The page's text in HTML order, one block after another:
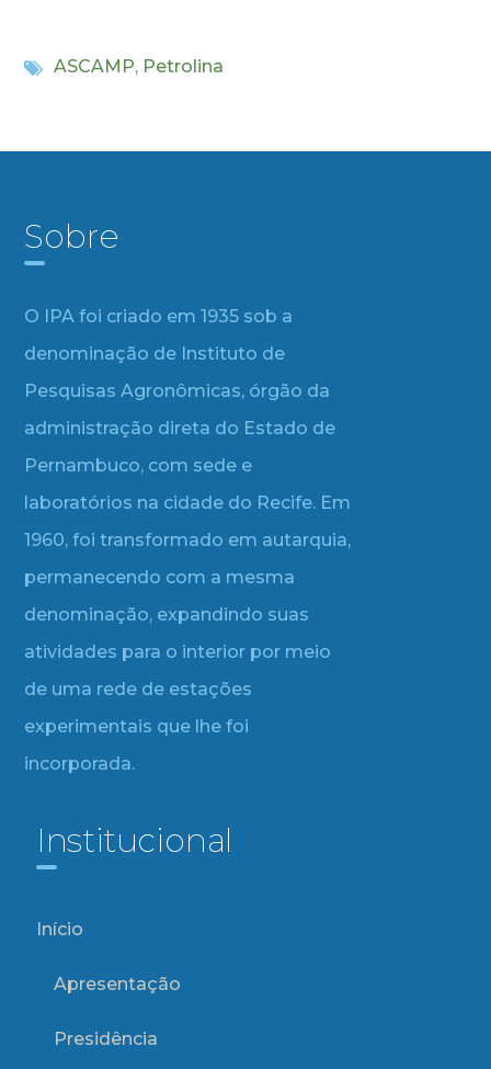
ASCAMP, Petrolina
Sobre
O IPA foi criado em 1935 sob a
denominação de Instituto de
Pesquisas Agronômicas, órgão da
administração direta do Estado de
Pernambuco, com sede e
laboratórios na cidade do Recife. Em
1960, foi transformado em autarquia,
permanecendo com a mesma
denominação, expandindo suas
atividades para o interior por meio
de uma rede de estações
experimentais que lhe foi
incorporada.
Institucional
Início
Apresentação
Presidência